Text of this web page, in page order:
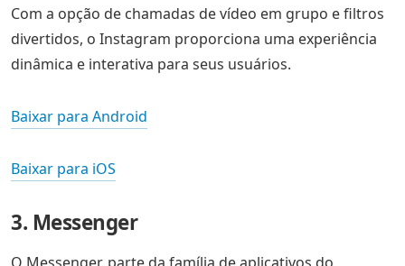
Com a opção de chamadas de vídeo em grupo e filtros
divertidos, o Instagram proporciona uma experiência
dinâmica e interativa para seus usuários.
Baixar para Android
Baixar para iOS
3. Messenger